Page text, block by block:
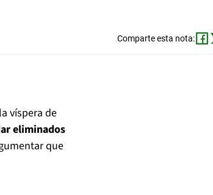
Comparte esta nota:
víspera de
eliminados
que